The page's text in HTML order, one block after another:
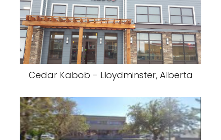
Cedar Kabob - Lloydminster, Alberta